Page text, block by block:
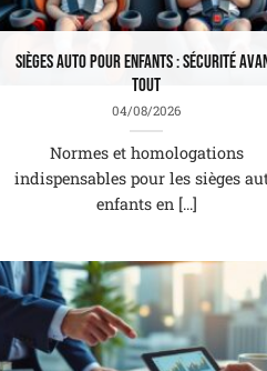
Sièges auto pour enfants : sécurité
tout
04/08/2026
Normes et homologations
indispensables pour les sièges
enfants en [...]